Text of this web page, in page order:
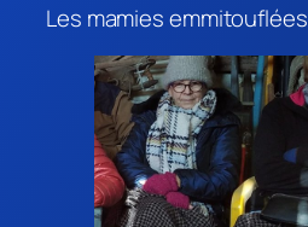
Les mamies emmitouflées